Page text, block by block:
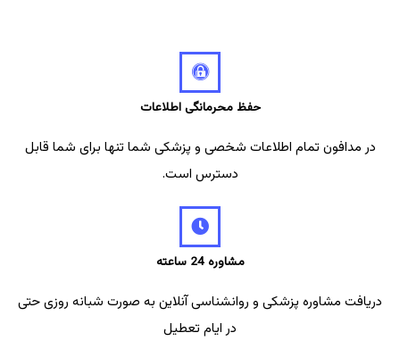
حفظ محرمانگی اطلاعات
در مدافون تمام اطلاعات شخصی و پزشکی شما تنها برای شما قابل
دسترس است.
مشاوره 24 ساعته
دریافت مشاوره پزشکی و روانشناسی آنلاین به صورت شبانه روزی حتی
در ایام تعطیل